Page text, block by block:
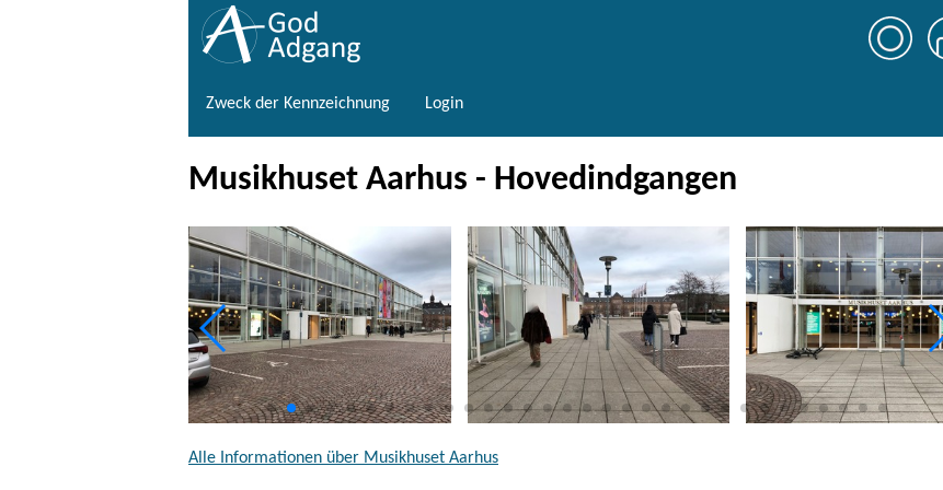
Zweck der Kennzeichnung Login
Musikhuset Aarhus - Hovedindgangen
Alle Informationen über Musikhuset Aarhus